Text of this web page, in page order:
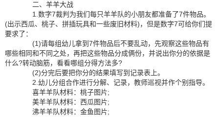
二、羊羊大战
1.数字7裁判为我们每只羊羊队的小朋友都准备了7件物品。
(出示西瓜、桃子、拼插玩具和一些废旧材料)，但是数字7可给你们提
要求了：
(1)请每组幼儿拿到7件物品后不要乱动，先观察这些物品有
哪些相同和不同之处，再把这些物品分成俩份，并说出你分的依据是
什么?转动脑筋，看看哪组分得方法多?
(2)分完后要把你分的结果填写到记录表上。
2.幼儿分组合作进行分解、记录，教师巡视并作个别指导。
喜羊羊队材料：桃子图片;
美羊羊队材料：西瓜图片;
沸羊羊队材料：金鱼图片;